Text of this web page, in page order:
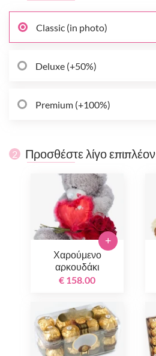
Classic (in photo)
Deluxe (+50%)
Premium (+100%)
2 Προσθέστε λίγο επιπλέον
Χαρούμενο
αρκουδάκι
€ 158.00
+